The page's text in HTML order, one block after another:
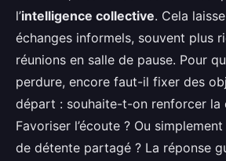
l’intelligence collective. Cela
échanges informels, souvent plus
réunions en salle de pause. Pour
perdure, encore faut-il fixer des
départ : souhaite-t-on renforcer la
Favoriser l’écoute ? Ou
de détente partagé ? La réponse